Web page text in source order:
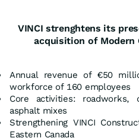
VINCI strenghtens its
acquisition of Modern
Annual revenue of €50
workforce of 160 employees
Core activities: roadworks,
asphalt mixes
Strengthening VINCI
Eastern Canada